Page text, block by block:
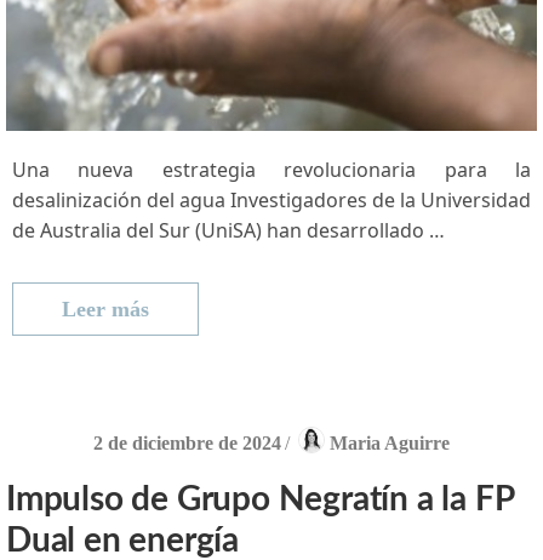
Una nueva estrategia revolucionaria para⁣ la
desalinización del agua Investigadores⁢ de la Universidad
de Australia del Sur (UniSA)​ han ⁢desarrollado …
Leer más
2 de diciembre de 2024/ Maria Aguirre
Impulso de Grupo Negratín a la FP
Dual en energía